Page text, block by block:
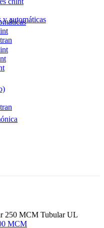
y automáticas
250 MCM Tubular UL